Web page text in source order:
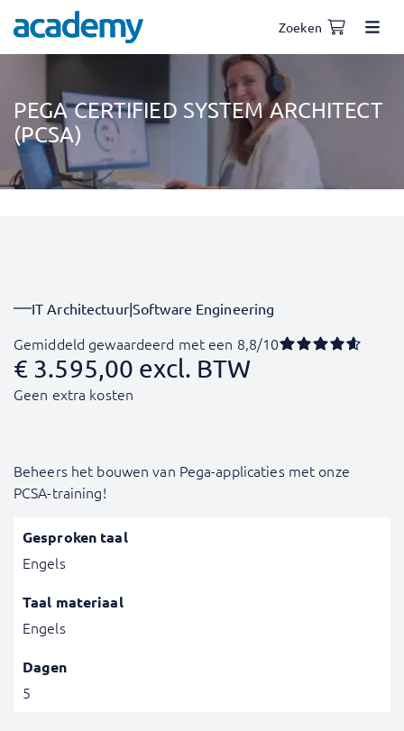
Zoeken
PEGA CERTIFIED SYSTEM ARCHITECT
(PCSA)
IT Architectuur|Software Engineering
Gemiddeld gewaardeerd met een 8,8/10
€ 3.595,00 excl. BTW
Geen extra kosten
Beheers het bouwen van Pega-applicaties met onze
PCSA-training!
Gesproken taal
Engels
Taal materiaal
Engels
Dagen
5